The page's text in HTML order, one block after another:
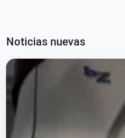
Noticias nuevas